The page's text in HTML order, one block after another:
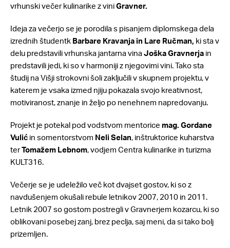
vrhunski večer kulinarike z viniGravner.
Ideja za večerjo se je porodila s pisanjem diplomskega dela
izrednih študentk Barbare Kravanja in Lare Ručman, ki sta v
delu predstavili vrhunska jantarna vinaJoška Gravnerja in
predstavili jedi, ki so v harmoniji z njegovimi vini. Tako sta
študij na Višji strokovni šoli zaključili v skupnem projektu, v
katerem je vsaka izmed njiju pokazala svojo kreativnost,
motiviranost, znanje in željo po nenehnem napredovanju.
Projekt je potekal pod vodstvom mentorice mag. Gordane
Vulić in somentorstvom Neli Selan, inštruktorice kuharstva
terTomažem Lebnom, vodjem Centra kulinarike in turizma
KULT316.
Večerje se je udeležilo več kot dvajset gostov, ki so z
navdušenjem okušali rebule letnikov 2007, 2010 in 2011.
Letnik 2007 so gostom postregli v Gravnerjem kozarcu, ki so
oblikovani posebej zanj, brez peclja, saj meni, da si tako bolj
prizemljen.